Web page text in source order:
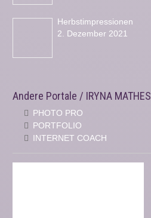
Herbstimpressionen
2. Dezember 2021
Andere Portale / IRYNA MATHES
PHOTO PRO
PORTFOLIO
INTERNET COACH